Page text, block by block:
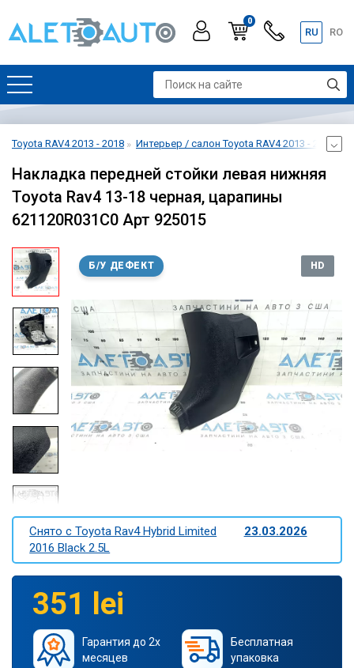
0
RU RO
Toyota RAV4 2013 - 2018 Интерьер / салон Toyota RAV4 2013 - 2018
Накладка передней стойки левая нижняя
Toyota Rav4 13-18 черная, царапины
621120R031C0 Арт 925015
Б/У ДЕФЕКТ HD
Снято c Toyota Rav4 Hybrid Limited
2016 Black 2.5L
23.03.2026
351 lei
Гарантия до 2х
месяцев
Бесплатная
упаковка